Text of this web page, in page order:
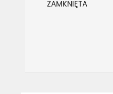
ZAMKNIĘTA